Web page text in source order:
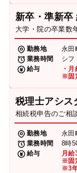
新卒・準新卒
大学・院の卒業数
勤務地
永田
業務時間
シフ
給与
・
※固
税理士アシス
相続税申告のご相
勤務地
永田
業務時間
8時
給与
月給
※固
※3